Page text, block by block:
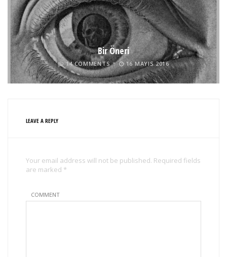
Bir Öneri
14 COMMENTS 16 MAYIS 2016
LEAVE A REPLY
Your email address will not be published. Required fields
are marked *
COMMENT